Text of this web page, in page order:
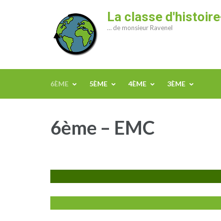
La classe
… de monsieur Ravenel
6ÈME 5ÈME 4ÈME 3ÈME
6ème – EMC